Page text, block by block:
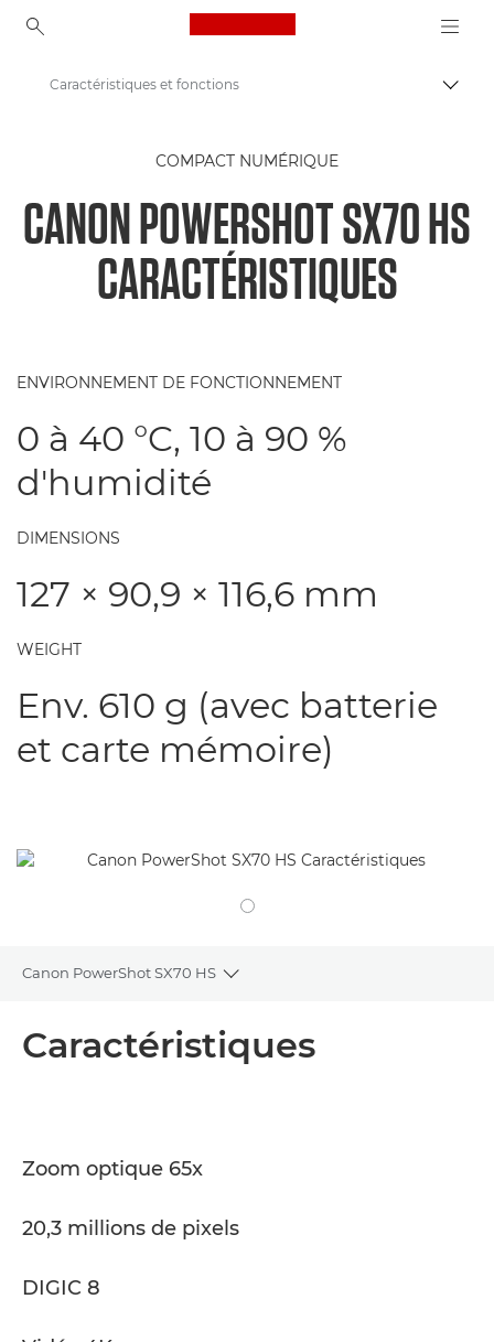
Canon Logo, back to
Appareils photo numériques
Appareil photo PowerShot SX70 HS
Caractéristiques et fonctions
COMPACT NUMÉRIQUE
CANON POWERSHOT SX70 HS
CARACTÉRISTIQUES
ENVIRONNEMENT DE FONCTIONNEMENT
0 à 40 °C, 10 à 90 %
d'humidité
DIMENSIONS
127 × 90,9 × 116,6 mm
WEIGHT
Env. 610 g (avec batterie
et carte mémoire)
Canon PowerShot SX70 HS
Toggle breadcrumbs
Caractéristiques
Zoom optique 65x
20,3 millions de pixels
DIGIC 8